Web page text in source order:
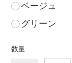
ベージュ
グリーン
数量